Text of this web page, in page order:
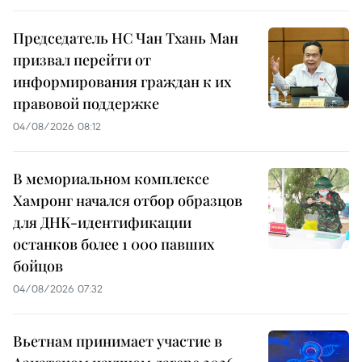
Председатель НС Чан Тхань Ман
призвал перейти от
информирования граждан к их
правовой поддержке
04/08/2026 08:12
В мемориальном комплексе
Хамронг начался отбор образцов
для ДНК-идентификации
останков более 1 000 павших
бойцов
04/08/2026 07:32
Вьетнам принимает участие в